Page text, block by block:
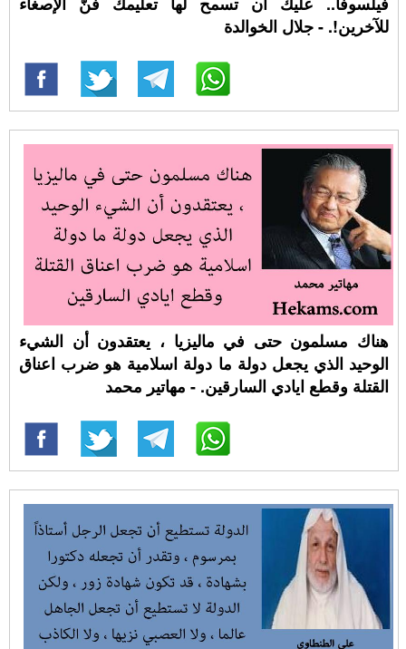
للآخرين!. - جلال الخوالدة
هناك مسلمون حتى في ماليزيا ، يعتقدون أن الشيء
الوحيد الذي يجعل دولة ما دولة اسلامية هو ضرب اعناق
القتلة وقطع ايادي السارقين. - مهاتير محمد